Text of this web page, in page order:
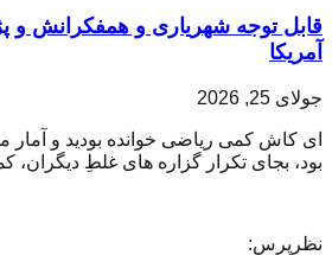
قابل توجه شهریاری و همفکرانش و
آمریکا
جولای 25, 2026
ای کاش کمی ریاضی خوانده بودید و آمار
بود، بجای تکرار گزاره های غلطِ
نظرپرس: